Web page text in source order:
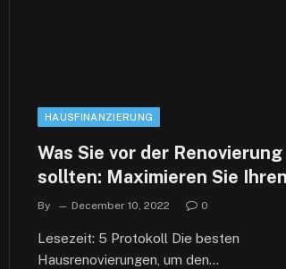
HAUSFINANZIERUNG
Was Sie vor der
sollten: Maximieren Sie
By December 10, 2022 0
Lesezeit: 5 Protokoll Die besten
Hausrenovierungen, um den…